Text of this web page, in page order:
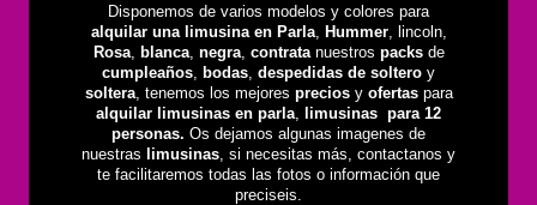
Disponemos de varios modelos y colores para
alquilar una limusina en Parla, Hummer, lincoln,
Rosa, blanca, negra, contratanuestros packsde
cumpleaños
bodas despedidas de soltero y
soltera, tenemos los mejores preciosy ofertaspara
alquilar limusinas en parla
limusinas para 12
personas. Os dejamos algunas imagenes de
nuestras limusinas , si necesitas más, contactanos y
te facilitaremos todas las fotos o información que
preciseis.